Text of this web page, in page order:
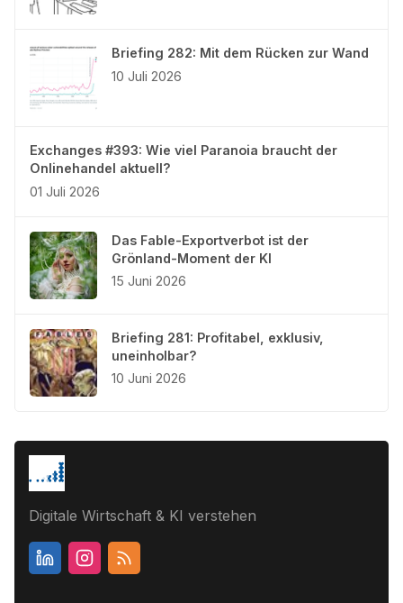
Briefing 282: Mit dem Rücken zur Wand
10 Juli 2026
Exchanges #393: Wie viel Paranoia braucht der
Onlinehandel aktuell?
01 Juli 2026
Das Fable-Exportverbot ist der
Grönland-Moment der KI
15 Juni 2026
Briefing 281: Profitabel, exklusiv,
uneinholbar?
10 Juni 2026
Digitale Wirtschaft & KI verstehen